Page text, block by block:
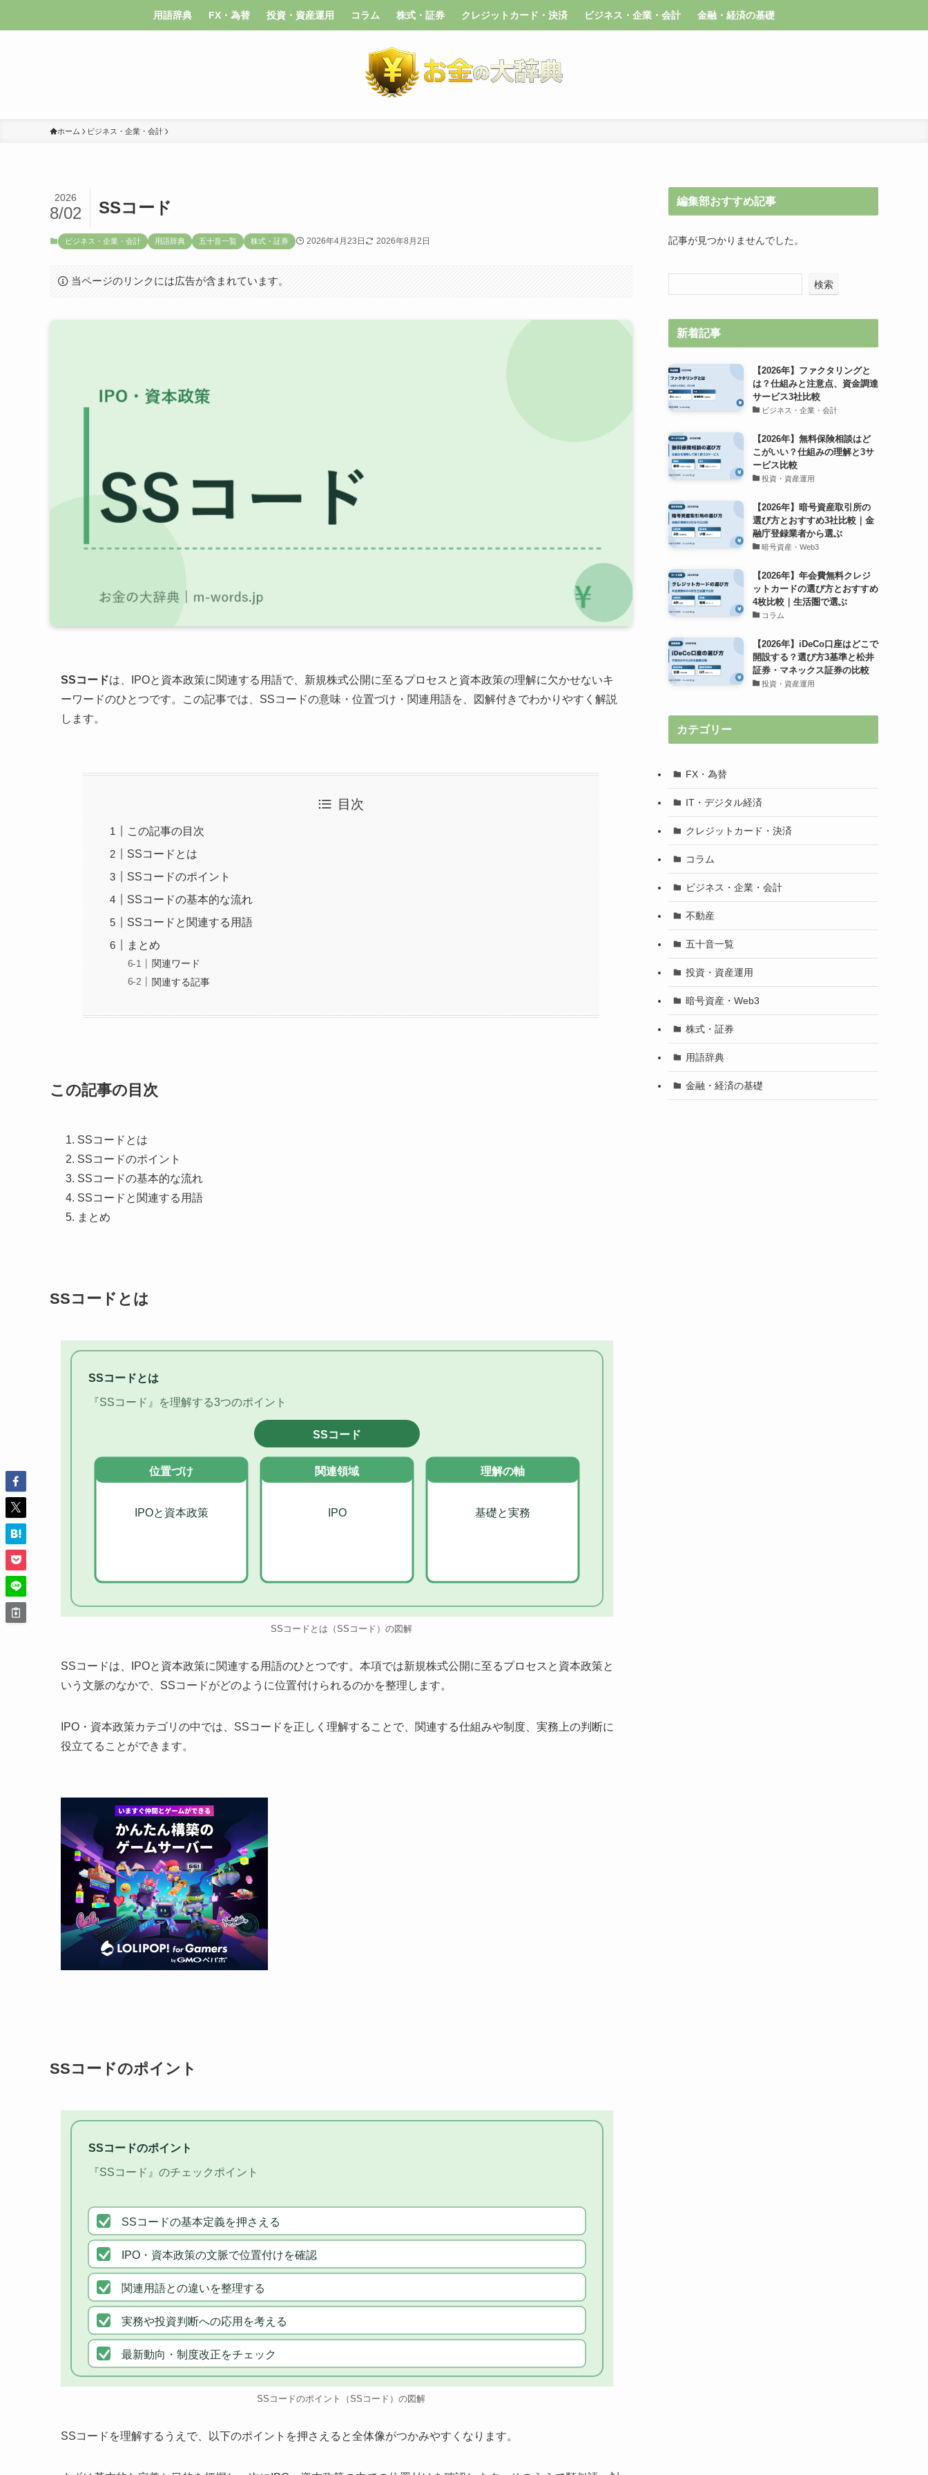
用語辞典 FX・為替 投資・資産運用 コラム 株式・証券 クレジットカード・決済 ビジネス・企業・会計 金融・経済の基礎
ホーム ビジネス・企業・会計
SSコード
2026
8/02
ビジネス・企業・会計 用語辞典 五十音一覧 株式・証券 2026年4月23日 2026年8月2日
当ページのリンクには広告が含まれています。
SSコードは、IPOと資本政策に関連する用語で、新規株式公開に至るプロセスと資本政策の理解に欠かせないキ
ーワードのひとつです。この記事では、SSコードの意味・位置づけ・関連用語を、図解付きでわかりやすく解説
します。
目次
この記事の目次
SSコードとは
SSコードのポイント
SSコードの基本的な流れ
SSコードと関連する用語
まとめ
関連ワード
関連する記事
この記事の目次
SSコードとは
SSコードのポイント
SSコードの基本的な流れ
SSコードと関連する用語
まとめ
SSコードとは
SSコードとは
『SSコード』を理解する3つのポイント
SSコード
位置づけ
IPOと資本政策
関連領域
IPO
理解の軸
基礎と実務
SSコードとは（SSコード）の図解
SSコードは、IPOと資本政策に関連する用語のひとつです。本項では新規株式公開に至るプロセスと資本政策と
いう文脈のなかで、SSコードがどのように位置付けられるのかを整理します。
IPO・資本政策カテゴリの中では、SSコードを正しく理解することで、関連する仕組みや制度、実務上の判断に
役立てることができます。
SSコードのポイント
SSコードのポイント
『SSコード』のチェックポイント
SSコードの基本定義を押さえる
IPO・資本政策の文脈で位置付けを確認
関連用語との違いを整理する
実務や投資判断への応用を考える
最新動向・制度改正をチェック
SSコードのポイント（SSコード）の図解
SSコードを理解するうえで、以下のポイントを押さえると全体像がつかみやすくなります。
編集部おすすめ記事
記事が見つかりませんでした。
検索
新着記事
【2026年】ファクタリングと
は？仕組みと注意点、資金調達
サービス3社比較
ビジネス・企業・会計
【2026年】無料保険相談はど
こがいい？仕組みの理解と3サ
ービス比較
投資・資産運用
【2026年】暗号資産取引所の
選び方とおすすめ3社比較｜金
融庁登録業者から選ぶ
暗号資産・Web3
【2026年】年会費無料クレジ
ットカードの選び方とおすすめ
4枚比較｜生活圏で選ぶ
コラム
【2026年】iDeCo口座はどこで
開設する？選び方3基準と松井
証券・マネックス証券の比較
投資・資産運用
カテゴリー
FX・為替
IT・デジタル経済
クレジットカード・決済
コラム
ビジネス・企業・会計
不動産
五十音一覧
投資・資産運用
暗号資産・Web3
株式・証券
用語辞典
金融・経済の基礎